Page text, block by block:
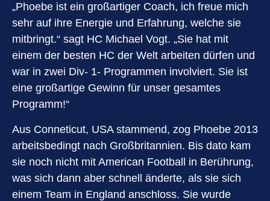
„Phoebe ist ein großartiger Coach, ich freue mich
sehr auf ihre Energie und Erfahrung, welche sie
mitbringt.“ sagt HC Michael Vogt. „Sie hat mit
einem der besten HC der Welt arbeiten dürfen und
war in zwei Div- 1- Programmen involviert. Sie ist
eine großartige Gewinn für unser gesamtes
Programm!“
Aus Conneticut, USA stammend, zog Phoebe 2013
arbeitsbedingt nach Großbritannien. Bis dato kam
sie noch nicht mit American Football in Berührung,
was sich dann aber schnell änderte, als sie sich
einem Team in England anschloss. Sie wurde